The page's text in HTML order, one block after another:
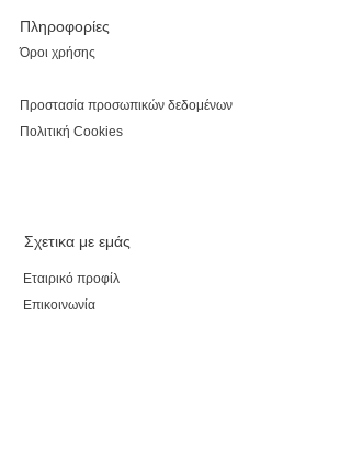
Πληροφορίες
Όροι χρήσης
Προστασία προσωπικών δεδομένων
Πολιτική Cookies
Σχετικα με εμάς
Εταιρικό προφίλ
Επικοινωνία